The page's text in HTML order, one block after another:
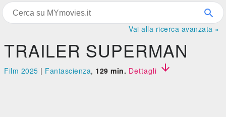
Vai alla ricerca avanzata »
TRAILER SUPERMAN
Film 2025 | Fantascienza, 129 min. Dettagli 